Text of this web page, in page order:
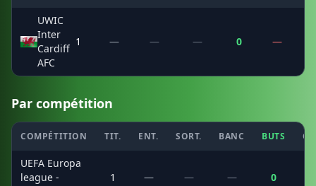
UWIC
Inter
Cardiff
AFC
1 — — — 0 —
Par compétition
COMPÉTITION TIT. ENT. SORT. BANC BUTS
UEFA Europa
league -
1 — — — 0